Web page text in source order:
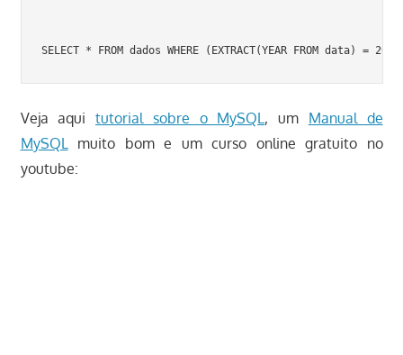
Veja aqui tutorial sobre o MySQL , um Manual de
MySQL
muito bom e um curso online gratuito no
youtube: